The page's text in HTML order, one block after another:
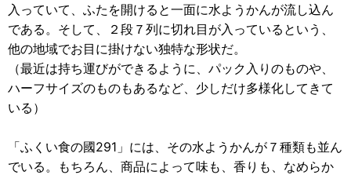
入っていて、ふたを開けると一面に水ようかんが流し込ん
である。そして、２段７列に切れ目が入っているという、
他の地域でお目に掛けない独特な形状だ。
（最近は持ち運びができるように、パック入りのものや、
ハーフサイズのものもあるなど、少しだけ多様化してきて
いる）
「ふくい食の國291」には、その水ようかんが７種類も並ん
でいる。もちろん、商品によって味も、香りも、なめらか